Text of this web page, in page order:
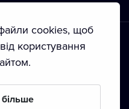
• Автoрські права
cookies, щоб
користування
більше